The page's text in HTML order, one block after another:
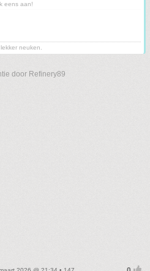
eens aan!
neuken.
door Refinery89